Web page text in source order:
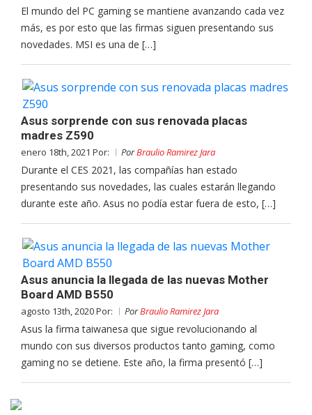
El mundo del PC gaming se mantiene avanzando cada vez
más, es por esto que las firmas siguen presentando sus
novedades. MSI es una de […]
Asus sorprende con sus renovada placas
madres Z590
enero 18th, 2021 Por: PorBraulio Ramirez Jara
Durante el CES 2021, las compañías han estado
presentando sus novedades, las cuales estarán llegando
durante este año. Asus no podía estar fuera de esto, […]
Asus anuncia la llegada de las nuevas Mother
Board AMD B550
agosto 13th, 2020 Por: PorBraulio Ramirez Jara
Asus la firma taiwanesa que sigue revolucionando al
mundo con sus diversos productos tanto gaming, como
gaming no se detiene. Este año, la firma presentó […]